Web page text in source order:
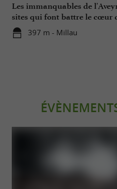
Les immanquables de
sites qui font battre le cœur
département
397 m - Millau